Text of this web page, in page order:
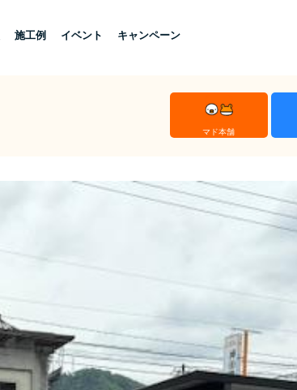
施工例 イベント キャンペーン
マド本舗